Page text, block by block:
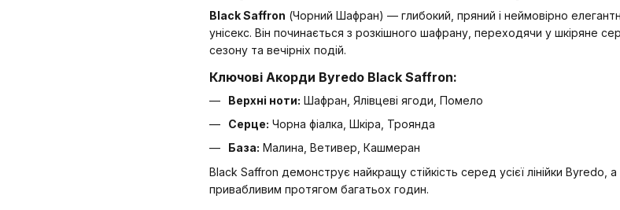
Black Saffron (Чорний Шафран) — глибокий, пряний і неймовірно
унісекс. Він починається з розкішного шафрану, переходячи у шкіряне
сезону та вечірніх подій.
Ключові Акорди Byredo Black Saffron:
Верхні ноти: Шафран, Ялівцеві ягоди, Помело
Серце: Чорна фіалка, Шкіра, Троянда
База: Малина, Ветивер, Кашмеран
Black Saffron демонструє найкращу стійкість серед усієї лінійки
привабливим протягом багатьох годин.